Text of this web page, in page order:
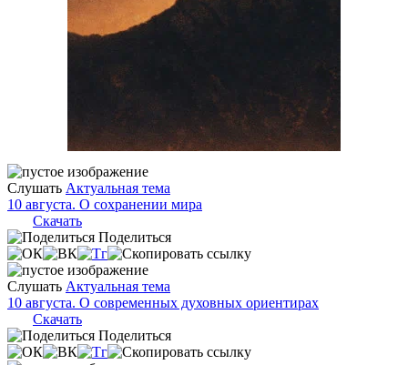
Слушать Актуальная тема
10 августа. О сохранении мира
Скачать
Поделиться
Слушать Актуальная тема
10 августа. О современных духовных ориентирах
Скачать
Поделиться